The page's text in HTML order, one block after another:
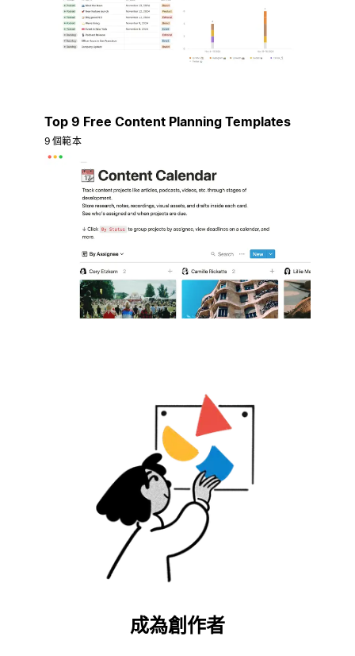
Top 9 Free Content Planning Templates
9 個範本
成為創作者